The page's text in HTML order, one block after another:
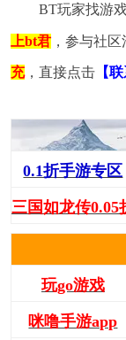
BT玩家找游戏
上bt君，参与社区
充，直接点击【联
0.1折手游专区
三国如龙传0.05
玩go游戏
咪噜手游app